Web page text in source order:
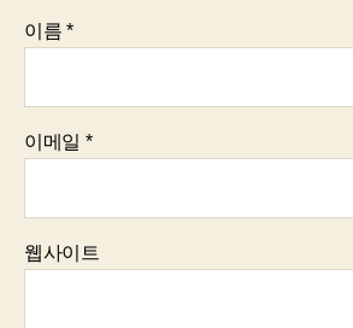
이름*
이메일 *
웹사이트